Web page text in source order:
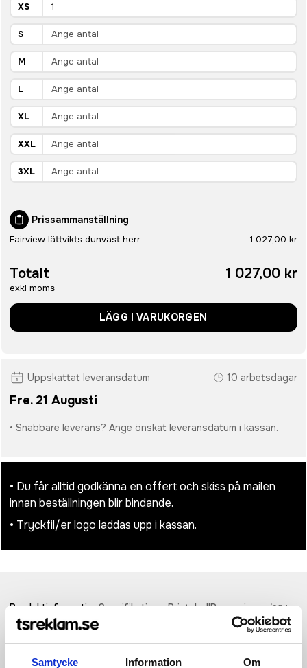
Samtycke Information Om
XS
S
M
L
XL
XXL
3XL
Prissammanställning
Fairview lättvikts dunväst herr 1 027,00 kr
Totalt
exkl moms
1 027,00 kr
LÄGG I VARUKORGEN
Uppskattat leveransdatum 10 arbetsdagar
Fre. 21 Augusti
• Snabbare leverans? Ange önskat leveransdatum i kassan.
• Du får alltid godkänna en offert och skiss på mailen
innan beställningen blir bindande.
• Tryckfil/er logo laddas upp i kassan.
ProduktinformationSpecifikationerPristabellRecensioner (954st)
Fairview bodywarmer i lättviktsdun för män - perfekt
funktionalitet för att höja din utomhusklädsel. Denna